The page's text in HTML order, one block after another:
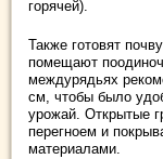
горячей).
Также готовят
помещают
междурядьях
см, чтобы было
урожай. Открытые
перегноем и
материалами.